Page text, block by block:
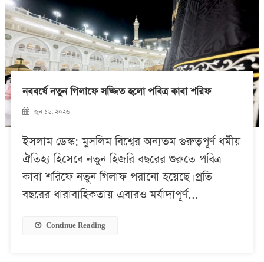
নববর্ষে নতুন গিলাফে সজ্জিত হলো পবিত্র কাবা শরিফ
জুন ১৬, ২০২৬
ইসলাম ডেস্ক: মুসলিম বিশ্বের অন্যতম গুরুত্বপূর্ণ ধর্মীয়
ঐতিহ্য হিসেবে নতুন হিজরি বছরের শুরুতে পবিত্র
কাবা শরিফে নতুন গিলাফ পরানো হয়েছে। প্রতি
বছরের ধারাবাহিকতায় এবারও মর্যাদাপূর্ণ...
Continue Reading